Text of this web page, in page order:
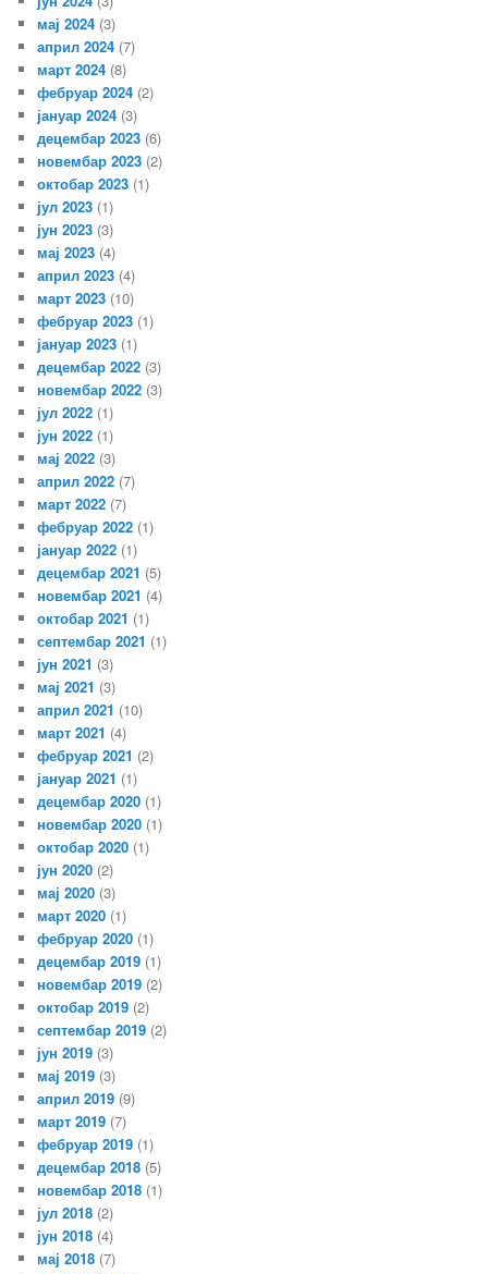
мај 2024 (3)
април 2024 (7)
март 2024 (8)
фебруар 2024 (2)
јануар 2024 (3)
децембар 2023 (6)
новембар 2023 (2)
октобар 2023 (1)
јул 2023 (1)
јун 2023 (3)
мај 2023 (4)
април 2023 (4)
март 2023 (10)
фебруар 2023 (1)
јануар 2023 (1)
децембар 2022 (3)
новембар 2022 (3)
јул 2022 (1)
јун 2022 (1)
мај 2022 (3)
април 2022 (7)
март 2022 (7)
фебруар 2022 (1)
јануар 2022 (1)
децембар 2021 (5)
новембар 2021 (4)
октобар 2021 (1)
септембар 2021 (1)
јун 2021 (3)
мај 2021 (3)
април 2021 (10)
март 2021 (4)
фебруар 2021 (2)
јануар 2021 (1)
децембар 2020 (1)
новембар 2020 (1)
октобар 2020 (1)
јун 2020 (2)
мај 2020 (3)
март 2020 (1)
фебруар 2020 (1)
децембар 2019 (1)
новембар 2019 (2)
октобар 2019 (2)
септембар 2019 (2)
јун 2019 (3)
мај 2019 (3)
април 2019 (9)
март 2019 (7)
фебруар 2019 (1)
децембар 2018 (5)
новембар 2018 (1)
јул 2018 (2)
јун 2018 (4)
мај 2018 (7)